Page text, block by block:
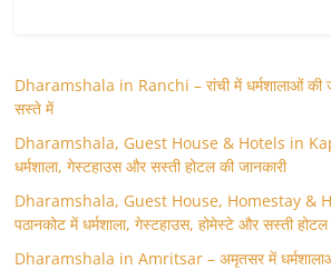
Dharamshala in Ranchi – रांची में धर्मशालाओं की
सस्ते में
Dharamshala, Guest House & Hotels in
धर्मशाला, गेस्टहाउस और सस्ती होटल की जानकारी
Dharamshala, Guest House, Homestay &
पठानकोट में धर्मशाला, गेस्टहाउस, होमेस्टे और सस्ती होटल
Dharamshala in Amritsar – अमृतसर में धर्मशालाओं